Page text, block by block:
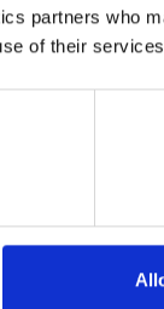
partners who
of their